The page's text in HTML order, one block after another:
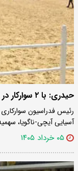
حیدری: با ۲ سوارکار در بازی‌های آسیایی ناگویا شرکت می‌کنیم
رئیس فدراسیون
آسیایی آیچی-ناگویا،
۰۵ خرداد ۱۴۰۵